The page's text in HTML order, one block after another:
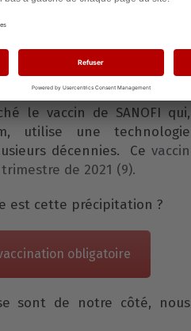
sur la technologie à
(8)
le vaccin de SANOFI qui,
utilise une technologie
décennies. Ce vaccin
de 2021 (9).
est cette précipitation ?
obligatoire
sont de notre côté, nous